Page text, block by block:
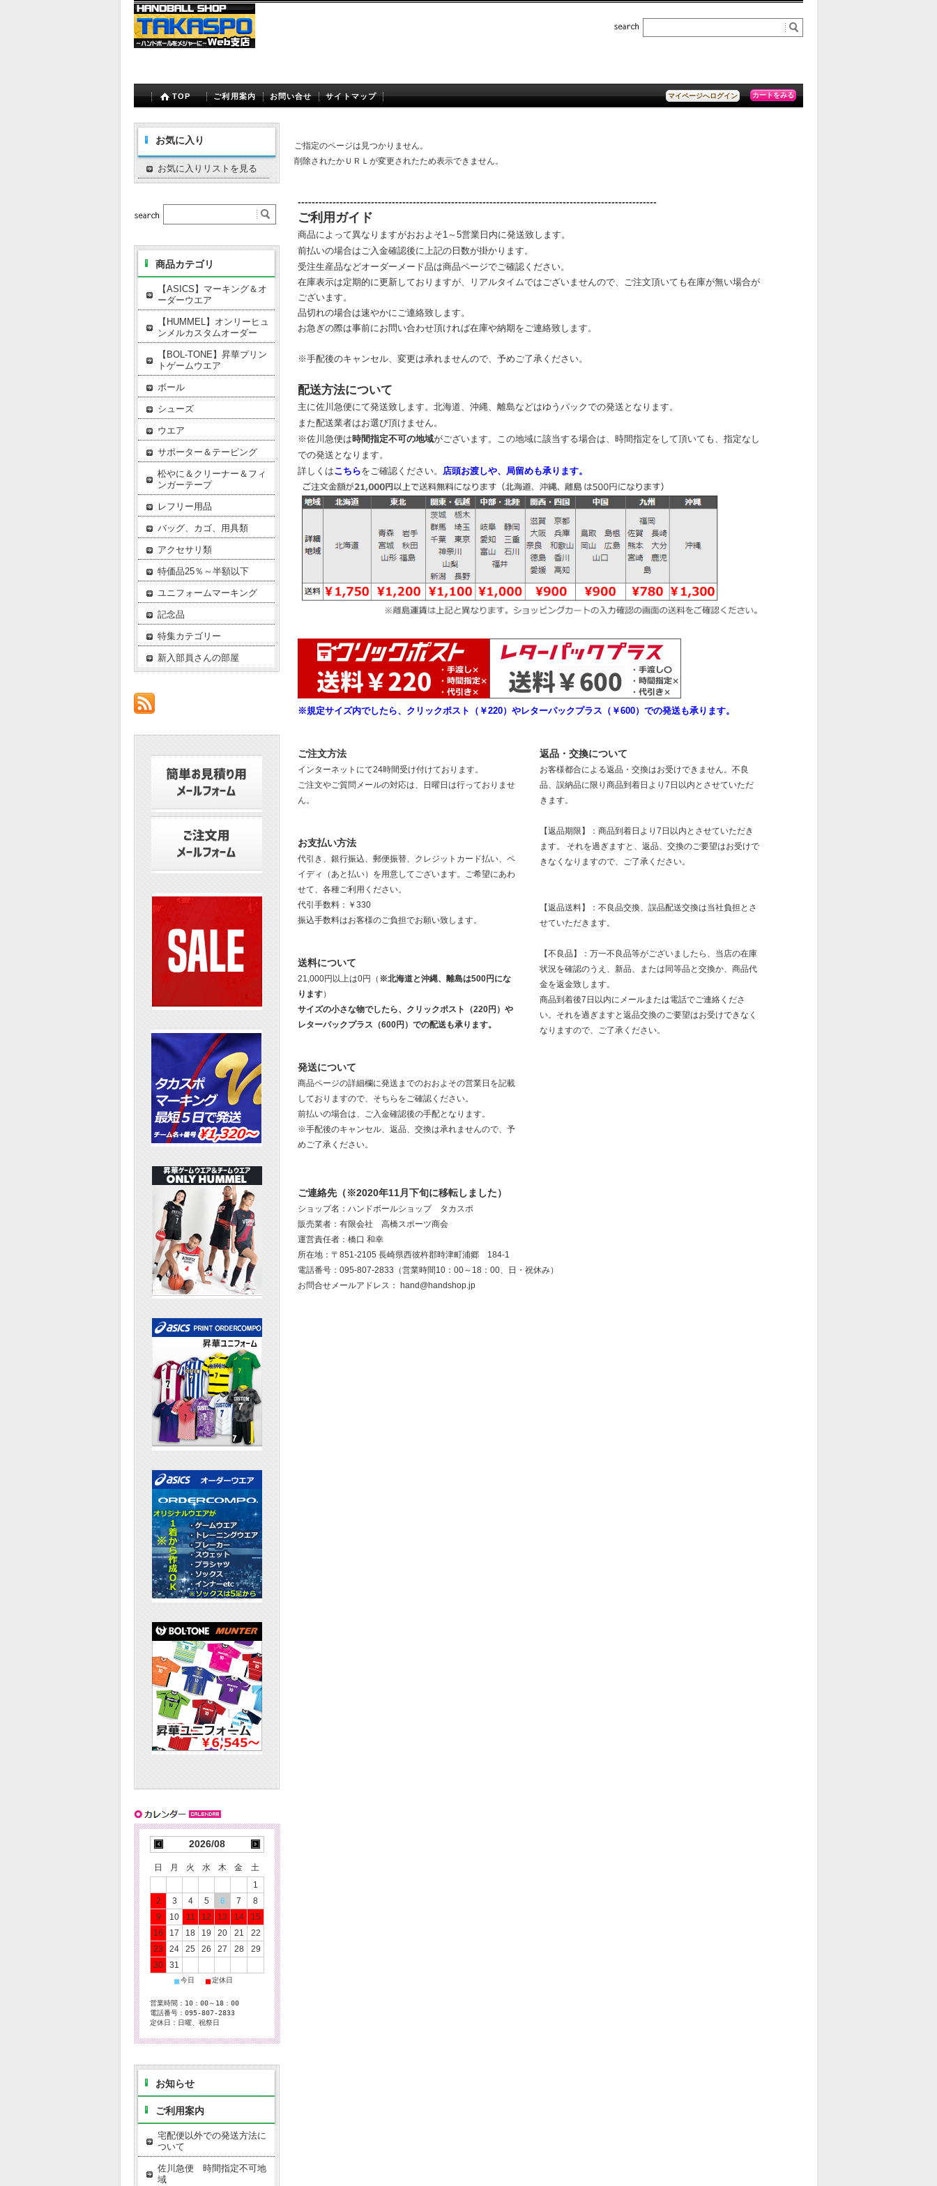
マイページへログイン カートをみる
TOP ご利用案内 お問い合せ サイトマップ
ご指定のページは見つかりません。
削除されたかＵＲＬが変更されたため表示できません。
-------------------------------------------------------------------------------------------------------
ご利用ガイド
商品によって異なりますがおおよそ1～5営業日内に発送致します。
前払いの場合はご入金確認後に上記の日数が掛かります。
受注生産品などオーダーメード品は商品ページでご確認ください。
在庫表示は定期的に更新しておりますが、リアルタイムではございませんので、ご注文頂いても在庫が無い場合が
ございます。
品切れの場合は速やかにご連絡致します。
お急ぎの際は事前にお問い合わせ頂ければ在庫や納期をご連絡致します。
※手配後のキャンセル、変更は承れませんので、予めご了承ください。
配送方法について
主に佐川急便にて発送致します。北海道、沖縄、離島などはゆうパックでの発送となります。
また配送業者はお選び頂けません。
※佐川急便は時間指定不可の地域がございます。この地域に該当する場合は、時間指定をして頂いても、指定なし
での発送となります。
詳しくはこちらをご確認ください。 店頭お渡しや、局留めも承ります。
※規定サイズ内でしたら、クリックポスト（￥220）やレターパックプラス（￥600）での発送も承ります。
ご注文方法
インターネットにて24時間受け付けております。
ご注文やご質問メールの対応は、日曜日は行っておりませ
ん。
お支払い方法
代引き、銀行振込、郵便振替、クレジットカード払い、ペ
イディ（あと払い）を用意してございます。ご希望にあわ
せて、各種ご利用ください。
代引手数料：￥330
振込手数料はお客様のご負担でお願い致します。
送料について
21,000円以上は0円（ ※北海道と沖縄、離島は500円にな
ります）
サイズの小さな物でしたら、クリックポスト（220円）や
レターパックプラス（600円）での配送も承ります。
発送について
商品ページの詳細欄に発送までのおおよその営業日を記載
しておりますので、そちらをご確認ください。
前払いの場合は、ご入金確認後の手配となります。
※手配後のキャンセル、返品、交換は承れませんので、予
めご了承ください。
返品・交換について
お客様都合による返品・交換はお受けできません。不良
品、誤納品に限り商品到着日より7日以内とさせていただ
きます。
【返品期限】：商品到着日より7日以内とさせていただき
ます。 それを過ぎますと、返品、交換のご要望はお受けで
きなくなりますので、ご了承ください。
【返品送料】：不良品交換、誤品配送交換は当社負担とさ
せていただきます。
【不良品】：万一不良品等がございましたら、当店の在庫
状況を確認のうえ、新品、または同等品と交換か、商品代
金を返金致します。
商品到着後7日以内にメールまたは電話でご連絡くださ
い。それを過ぎますと返品交換のご要望はお受けできなく
なりますので、ご了承ください。
ご連絡先（※2020年11月下旬に移転しました）
ショップ名：ハンドボールショップ タカスポ
販売業者：有限会社 高橋スポーツ商会
運営責任者：橋口 和幸
所在地：〒851-2105 長崎県西彼杵郡時津町浦郷 184-1
電話番号：095-807-2833（営業時間10：00～18：00、日・祝休み）
お問合せメールアドレス：
hand@handshop.jp
お気に入り
お気に入りリストを見る
商品カテゴリ
【ASICS】マーキング＆オ
ーダーウエア
【HUMMEL】オンリーヒュ
ンメルカスタムオーダー
【BOL-TONE】昇華プリン
トゲームウエア
ボール
シューズ
ウエア
サポーター＆テーピング
松やに＆クリーナー＆フィ
ンガーテープ
レフリー用品
バッグ、カゴ、用具類
アクセサリ類
特価品25％～半額以下
ユニフォームマーキング
記念品
特集カテゴリー
新入部員さんの部屋
2026/08
日 月 火 水 木 金
土
1
2
3 4 5 6 7
8
9
10 11 12 13 14
15
16
17 18 19 20 21
22
23
24 25 26 27 28
29
30
31
■今日 ■定休日
営業時間：10：00～18：00
電話番号：095-807-2833
定休日：日曜、祝祭日
お知らせ
ご利用案内
宅配便以外での発送方法に
ついて
佐川急便 時間指定不可地
域